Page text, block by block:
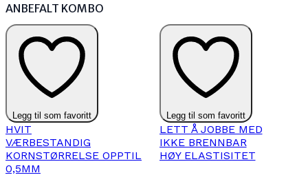
ANBEFALT KOMBO
Legg til som favoritt
HVIT
VÆRBESTANDIG
KORNSTØRRELSE OPPTIL
0,5MM
Legg til som favoritt
LETT Å JOBBE MED
IKKE BRENNBAR
HØY ELASTISITET